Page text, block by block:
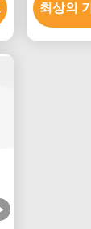
최상의